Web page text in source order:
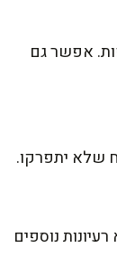
אפשר גם
שלא יתפרקו.
נוספים